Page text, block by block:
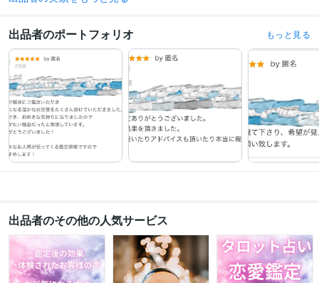
占い あの人との恋愛占い
い同性愛についての占い
金運上昇
金運 恋 恋愛 恋の行方 同性愛 未来 健康
占い
占い スピリチュアル 占い師
出品者のポートフォリオ もっと見る
出品者のその他の人気サービス